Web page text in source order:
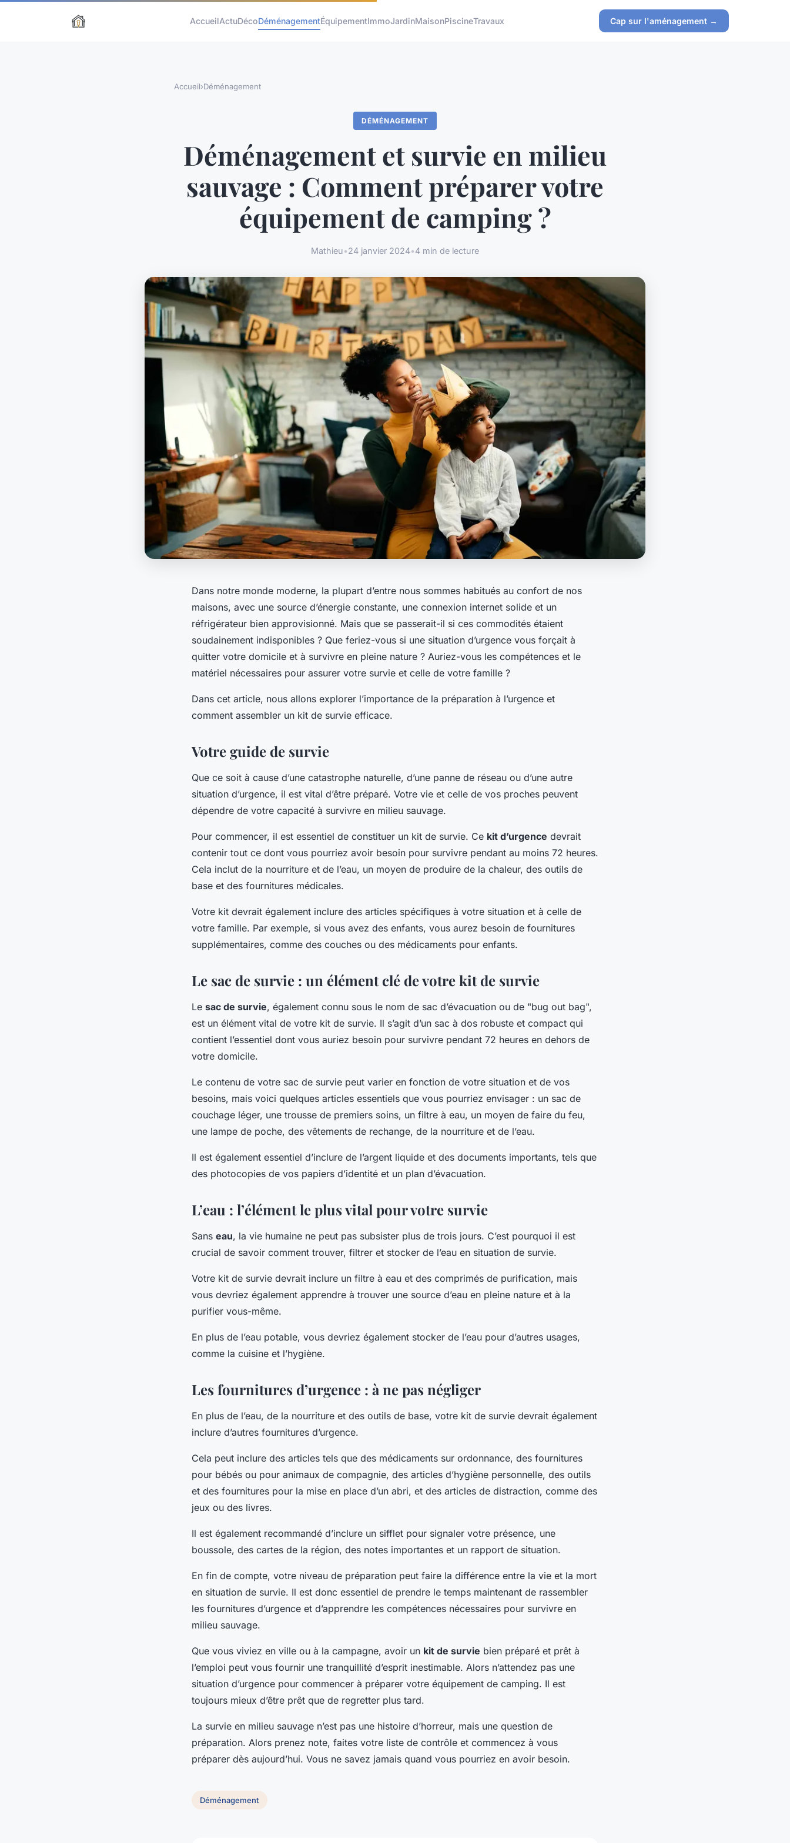
AccueilActuDécoDéménagementÉquipementImmoJardinMaisonPiscineTravaux Cap sur l'aménagement →
Accueil›Déménagement
DÉMÉNAGEMENT
Déménagement et survie en milieu
sauvage : Comment préparer votre
équipement de camping ?
Mathieu•24 janvier 2024•4 min de lecture
Dans notre monde moderne, la plupart d’entre nous sommes habitués au confort de nos
maisons, avec une source d’énergie constante, une connexion internet solide et un
réfrigérateur bien approvisionné. Mais que se passerait-il si ces commodités étaient
soudainement indisponibles ? Que feriez-vous si une situation d’urgence vous forçait à
quitter votre domicile et à survivre en pleine nature ? Auriez-vous les compétences et le
matériel nécessaires pour assurer votre survie et celle de votre famille ?
Dans cet article, nous allons explorer l’importance de la préparation à l’urgence et
comment assembler un kit de survie efficace.
Votre guide de survie
Que ce soit à cause d’une catastrophe naturelle, d’une panne de réseau ou d’une autre
situation d’urgence, il est vital d’être préparé. Votre vie et celle de vos proches peuvent
dépendre de votre capacité à survivre en milieu sauvage.
Pour commencer, il est essentiel de constituer un kit de survie. Ce kit d’urgence devrait
contenir tout ce dont vous pourriez avoir besoin pour survivre pendant au moins 72 heures.
Cela inclut de la nourriture et de l’eau, un moyen de produire de la chaleur, des outils de
base et des fournitures médicales.
Votre kit devrait également inclure des articles spécifiques à votre situation et à celle de
votre famille. Par exemple, si vous avez des enfants, vous aurez besoin de fournitures
supplémentaires, comme des couches ou des médicaments pour enfants.
Le sac de survie : un élément clé de votre kit de survie
Le sac de survie, également connu sous le nom de sac d’évacuation ou de "bug out bag",
est un élément vital de votre kit de survie. Il s’agit d’un sac à dos robuste et compact qui
contient l’essentiel dont vous auriez besoin pour survivre pendant 72 heures en dehors de
votre domicile.
Le contenu de votre sac de survie peut varier en fonction de votre situation et de vos
besoins, mais voici quelques articles essentiels que vous pourriez envisager : un sac de
couchage léger, une trousse de premiers soins, un filtre à eau, un moyen de faire du feu,
une lampe de poche, des vêtements de rechange, de la nourriture et de l’eau.
Il est également essentiel d’inclure de l’argent liquide et des documents importants, tels que
des photocopies de vos papiers d’identité et un plan d’évacuation.
L’eau : l’élément le plus vital pour votre survie
Sans eau, la vie humaine ne peut pas subsister plus de trois jours. C’est pourquoi il est
crucial de savoir comment trouver, filtrer et stocker de l’eau en situation de survie.
Votre kit de survie devrait inclure un filtre à eau et des comprimés de purification, mais
vous devriez également apprendre à trouver une source d’eau en pleine nature et à la
purifier vous-même.
En plus de l’eau potable, vous devriez également stocker de l’eau pour d’autres usages,
comme la cuisine et l’hygiène.
Les fournitures d’urgence : à ne pas négliger
En plus de l’eau, de la nourriture et des outils de base, votre kit de survie devrait également
inclure d’autres fournitures d’urgence.
Cela peut inclure des articles tels que des médicaments sur ordonnance, des fournitures
pour bébés ou pour animaux de compagnie, des articles d’hygiène personnelle, des outils
et des fournitures pour la mise en place d’un abri, et des articles de distraction, comme des
jeux ou des livres.
Il est également recommandé d’inclure un sifflet pour signaler votre présence, une
boussole, des cartes de la région, des notes importantes et un rapport de situation.
En fin de compte, votre niveau de préparation peut faire la différence entre la vie et la mort
en situation de survie. Il est donc essentiel de prendre le temps maintenant de rassembler
les fournitures d’urgence et d’apprendre les compétences nécessaires pour survivre en
milieu sauvage.
Que vous viviez en ville ou à la campagne, avoir un kit de survie bien préparé et prêt à
l’emploi peut vous fournir une tranquillité d’esprit inestimable. Alors n’attendez pas une
situation d’urgence pour commencer à préparer votre équipement de camping. Il est
toujours mieux d’être prêt que de regretter plus tard.
La survie en milieu sauvage n’est pas une histoire d’horreur, mais une question de
préparation. Alors prenez note, faites votre liste de contrôle et commencez à vous
préparer dès aujourd’hui. Vous ne savez jamais quand vous pourriez en avoir besoin.
Déménagement